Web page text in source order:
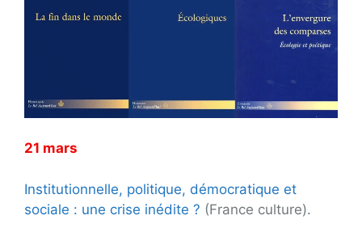
21 mars
Institutionnelle, politique, démocratique et
sociale : une crise inédite ? (France culture).